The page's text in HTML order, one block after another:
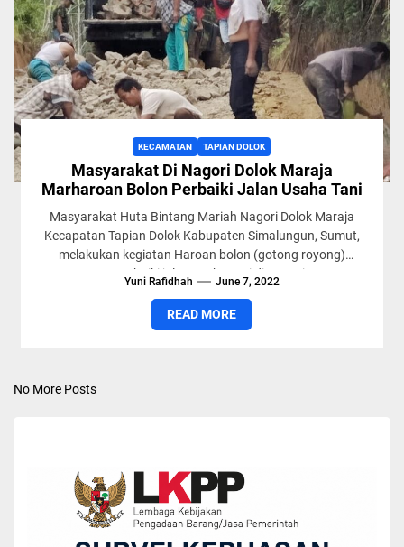
KECAMATAN TAPIAN DOLOK
Masyarakat Di Nagori Dolok Maraja
Marharoan Bolon Perbaiki Jalan Usaha Tani
Masyarakat Huta Bintang Mariah Nagori Dolok Maraja
Kecapatan Tapian Dolok Kabupaten Simalungun, Sumut,
melakukan kegiatan Haroan bolon (gotong royong)
memperbaiki jalan usaha tani di Nagori...
Yuni Rafidhah June 7, 2022
READ MORE
No More Posts